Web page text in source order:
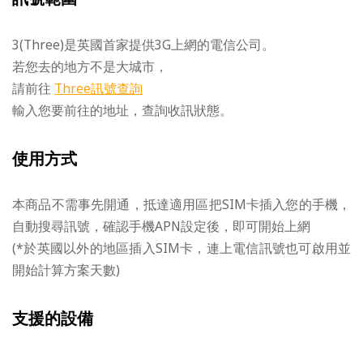
亞洲上網卡12日-日韓
東南亞上網卡-印尼/菲律賓/寮國/柬埔寨
以色列上網預付卡
馬爾地夫分享器
3(Three)是英國首家提供3G上網的電信公司。
若您去的地方不是大城市，
請前往 Three訊號查詢
輸入您要前往的地址，查詢收訊狀態。
使用方式
本商品不需事先開通，抵達適用區把SIM卡插入您的手機，
自動搜尋訊號，確認手機APN設定後，即可開始上網
(*於英國以外的地區插入SIM卡，連上電信訊號也可啟用並
開始計算方案天數)
支援的設備